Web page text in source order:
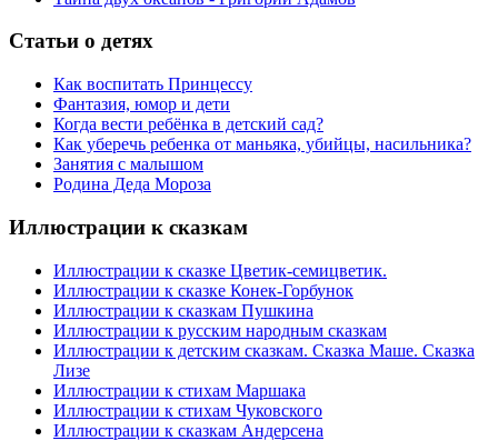
Статьи о детях
Как воспитать Принцессу
Фантазия, юмор и дети
Когда вести ребёнка в детский сад?
Как уберечь ребенка от маньяка, убийцы, насильника?
Занятия с малышом
Родина Деда Мороза
Иллюстрации к сказкам
Иллюстрации к сказке Цветик-семицветик.
Иллюстрации к сказке Конек-Горбунок
Иллюстрации к сказкам Пушкина
Иллюстрации к русским народным сказкам
Иллюстрации к детским сказкам. Сказка Маше. Сказка
Лизе
Иллюстрации к стихам Маршака
Иллюстрации к стихам Чуковского
Иллюстрации к сказкам Андерсена